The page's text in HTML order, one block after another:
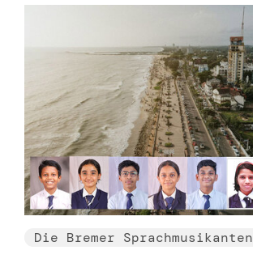
Die Bremer Sprachmusikanten